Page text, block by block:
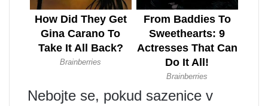
Nebojte se, pokud sazenice v